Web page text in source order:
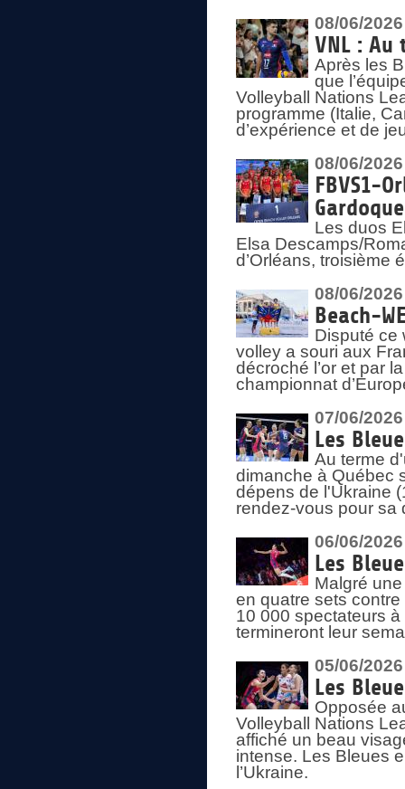
08/06/2026
VNL : Au
Après les
que
Volleyball Nations
programme (Italie,
d’expérience et de
08/06/2026
FBVS1-
Les duos
Elsa Descamps/
d’Orléans, troisième
08/06/2026
Beach-
Disputé ce
volley a souri aux
décroché l’or et par
championnat
07/06/2026
Les
Au terme
dimanche à Québec
dépens de l'Ukraine
rendez-vous pour sa
06/06/2026
Les
Malgré
en quatre sets
10 000 spectateurs
termineront leur
05/06/2026
Les
Opposée
Volleyball Nations
affiché un beau
intense. Les Bleues
l’Ukraine.